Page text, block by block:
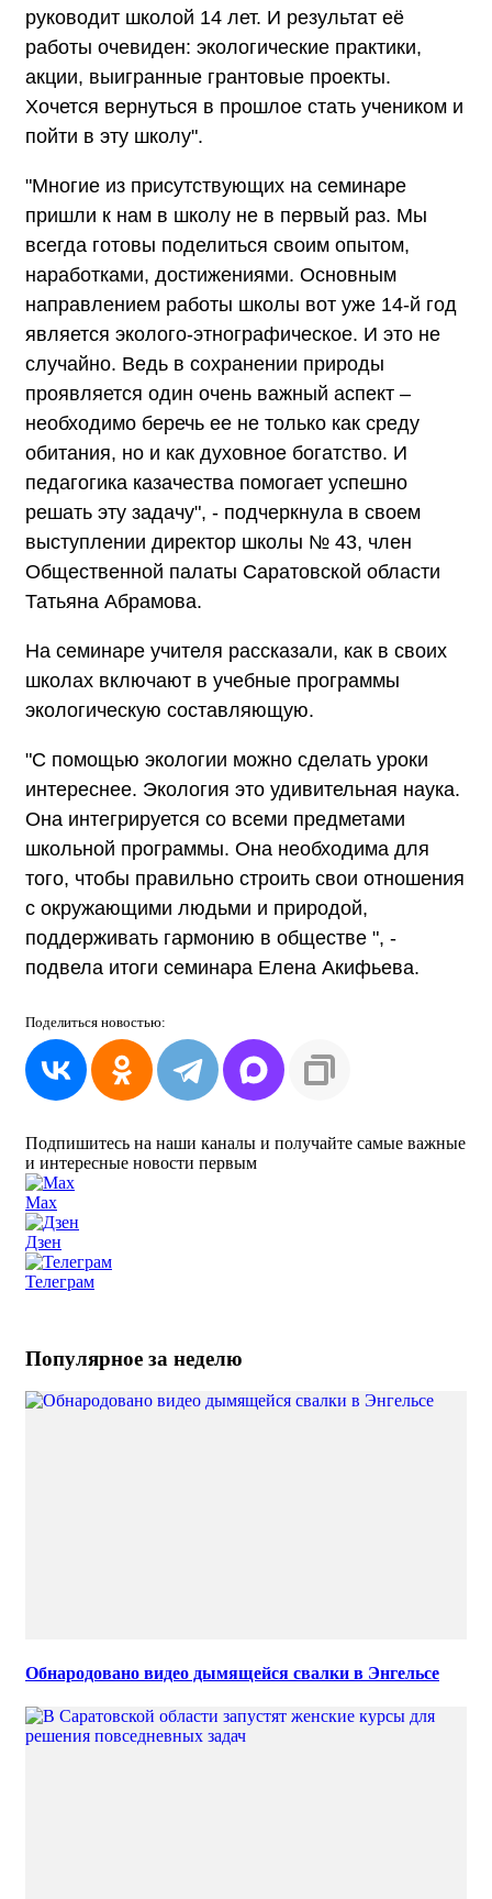
руководит школой 14 лет. И результат её
работы очевиден: экологические практики,
акции, выигранные грантовые проекты.
Хочется вернуться в прошлое стать учеником и
пойти в эту школу".
"Многие из присутствующих на семинаре
пришли к нам в школу не в первый раз. Мы
всегда готовы поделиться своим опытом,
наработками, достижениями. Основным
направлением работы школы вот уже 14-й год
является эколого-этнографическое. И это не
случайно. Ведь в сохранении природы
проявляется один очень важный аспект –
необходимо беречь ее не только как среду
обитания, но и как духовное богатство. И
педагогика казачества помогает успешно
решать эту задачу", - подчеркнула в своем
выступлении директор школы № 43, член
Общественной палаты Саратовской области
Татьяна Абрамова.
На семинаре учителя рассказали, как в своих
школах включают в учебные программы
экологическую составляющую.
"С помощью экологии можно сделать уроки
интереснее. Экология это удивительная наука.
Она интегрируется со всеми предметами
школьной программы. Она необходима для
того, чтобы правильно строить свои отношения
с окружающими людьми и природой,
поддерживать гармонию в обществе ", -
подвела итоги семинара Елена Акифьева.
Поделиться новостью:
Подпишитесь на наши каналы и получайте самые важные
и интересные новости первым
Max
Дзен
Телеграм
Популярное за неделю
Обнародовано видео дымящейся свалки в Энгельсе